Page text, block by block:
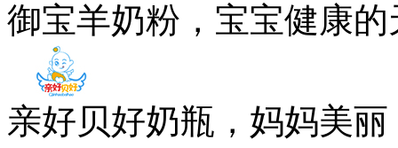
御宝羊奶粉，宝宝健康
亲好贝好奶瓶，妈妈美